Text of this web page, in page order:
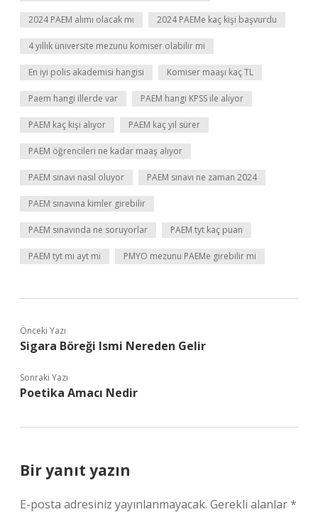
2024 PAEM alımı olacak mı 2024 PAEMe kaç kişi başvurdu
4 yıllık üniversite mezunu komiser olabilir mi
En iyi polis akademisi hangisi Komiser maaşı kaç TL
Paem hangi illerde var PAEM hangi KPSS ile alıyor
PAEM kaç kişi alıyor PAEM kaç yıl sürer
PAEM öğrencileri ne kadar maaş alıyor
PAEM sınavı nasıl oluyor PAEM sınavı ne zaman 2024
PAEM sınavına kimler girebilir
PAEM sınavında ne soruyorlar PAEM tyt kaç puan
PAEM tyt mi ayt mi PMYO mezunu PAEMe girebilir mi
Önceki Yazı
Sigara Böreği Ismi Nereden Gelir
Sonraki Yazı
Poetika Amacı Nedir
Bir yanıt yazın
E-posta adresiniz yayınlanmayacak. Gerekli alanlar*